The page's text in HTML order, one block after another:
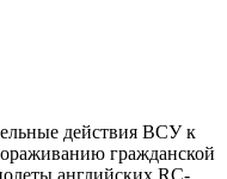
действия ВСУ к
гражданской
английских RC-